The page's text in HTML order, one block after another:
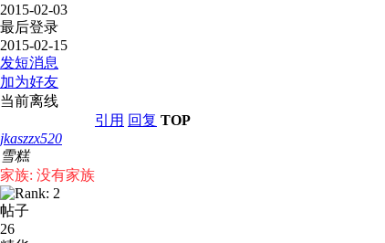
2015-02-03
最后登录
2015-02-15
发短消息
加为好友
当前离线
引用 回复 TOP
jkaszzx520
雪糕
家族: 没有家族
帖子
26